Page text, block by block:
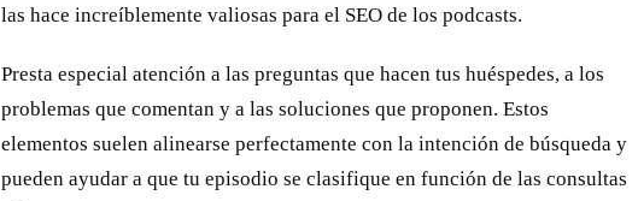
las hace increíblemente valiosas para el SEO de los podcasts.
Presta especial atención a las preguntas que hacen tus huéspedes, a los
problemas que comentan y a las soluciones que proponen. Estos
elementos suelen alinearse perfectamente con la intención de búsqueda y
pueden ayudar a que tu episodio se clasifique en función de las consultas